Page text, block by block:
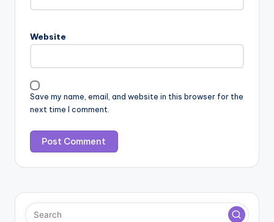
Website
Save my name, email, and website in this browser for the
next time I comment.